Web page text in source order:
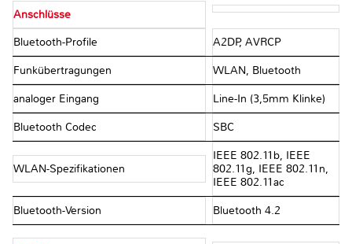
Anschlüsse
Bluetooth-Profile A2DP, AVRCP
Funkübertragungen WLAN, Bluetooth
analoger Eingang Line-In (3,5mm Klinke)
Bluetooth Codec SBC
WLAN-Spezifikationen
IEEE 802.11b, IEEE
802.11g, IEEE 802.11n,
IEEE 802.11ac
Bluetooth-Version Bluetooth 4.2